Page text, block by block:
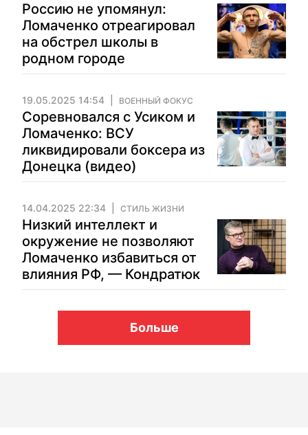
Россию не упомянул:
Ломаченко отреагировал
на обстрел школы в
родном городе
19.05.2025 14:54 ВОЕННЫЙ ФОКУС
Соревновался с Усиком и
Ломаченко: ВСУ
ликвидировали боксера из
Донецка (видео)
14.04.2025 22:34 СТИЛЬ ЖИЗНИ
Низкий интеллект и
окружение не позволяют
Ломаченко избавиться от
влияния РФ, — Кондратюк
Больше